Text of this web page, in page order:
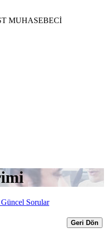
MUHASEBECİ
Güncel Sorular
Geri Dön